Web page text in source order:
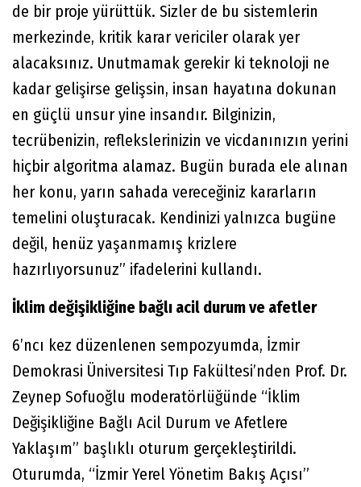
de bir proje yürüttük. Sizler de bu sistemlerin
merkezinde, kritik karar vericiler olarak yer
alacaksınız. Unutmamak gerekir ki teknoloji ne
kadar gelişirse gelişsin, insan hayatına dokunan
en güçlü unsur yine insandır. Bilginizin,
tecrübenizin, reflekslerinizin ve vicdanınızın yerini
hiçbir algoritma alamaz. Bugün burada ele alınan
her konu, yarın sahada vereceğiniz kararların
temelini oluşturacak. Kendinizi yalnızca bugüne
değil, henüz yaşanmamış krizlere
hazırlıyorsunuz” ifadelerini kullandı.
İklim değişikliğine bağlı acil durum ve afetler
6’ncı kez düzenlenen sempozyumda, İzmir
Demokrasi Üniversitesi Tıp Fakültesi’nden Prof. Dr.
Zeynep Sofuoğlu moderatörlüğünde “İklim
Değişikliğine Bağlı Acil Durum ve Afetlere
Yaklaşım” başlıklı oturum gerçekleştirildi.
Oturumda, “İzmir Yerel Yönetim Bakış Açısı”